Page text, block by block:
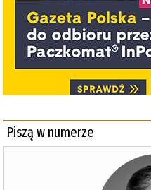
Piszą w numerze